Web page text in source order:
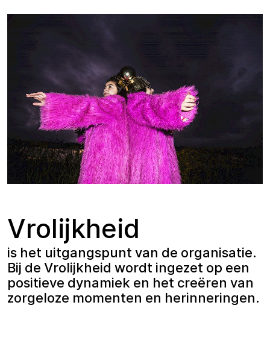
Vrolijkheid
is het uitgangspunt van de organisatie.
Bij de Vrolijkheid wordt ingezet op een
positieve dynamiek en het creëren van
zorgeloze momenten en herinneringen.